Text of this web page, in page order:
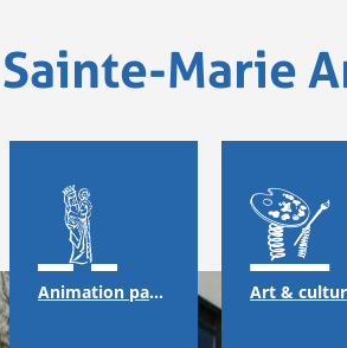
Sainte-Marie
Animation pastorale & solidarité Art &